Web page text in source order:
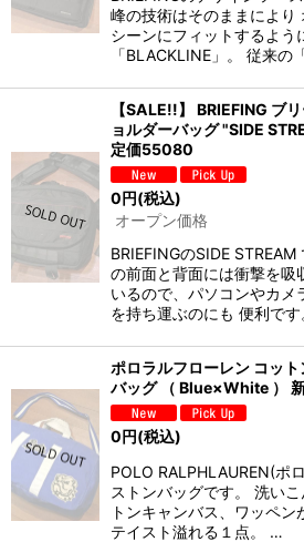
峰の技術はそのままにより
シーンにフィットするよう
「BLACKLINE」。 従来の
【SALE!!】 BRIEFING ブ
ョルダーバッグ "SIDE
定価55080
0円(税込)
オープン価格
BRIEFINGのSIDE
の前面と背面には衝撃を吸
いるので、パソコンやカメ
を持ち運ぶのにも 便利で
ポロラルフローレン コッ
バッグ （ Blue×White ）
0円(税込)
POLO RALPHLAUREN(ポ
ストンバッグです。 洗い
トンキャンバス、ワッペ
テイスト溢れる１点。 …